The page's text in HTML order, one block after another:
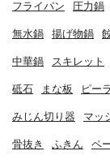
フライパン 圧力鍋
無水鍋 揚げ物鍋
中華鍋 スキレット
砥石 まな板 ピー
みじん切り器 マッ
骨抜き ふきん ペ